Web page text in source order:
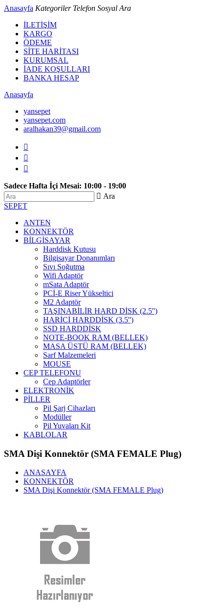
Anasayfa Kategoriler Telefon Sosyal Ara
İLETİŞİM
KARGO
ÖDEME
SİTE HARİTASI
KURUMSAL
İADE KOŞULLARI
BANKA HESAP
Anasayfa
yansepet
yansepet.com
aralhakan39@gmail.com



Sadece Hafta İçi Mesai: 10:00 - 19:00
 Ara
SEPET
ANTEN
KONNEKTÖR
BİLGİSAYAR
Harddisk Kutusu
Bilgisayar Donanımları
Sıvı Soğutma
Wifi Adaptör
mSata Adaptör
PCİ-E Riser Yükseltici
M2 Adaptör
TAŞINABİLİR HARD DİSK (2.5'')
HARİCİ HARDDİSK (3.5'')
SSD HARDDİSK
NOTE-BOOK RAM (BELLEK)
MASA ÜSTÜ RAM (BELLEK)
Sarf Malzemeleri
MOUSE
CEP TELEFONU
Cep Adaptörler
ELEKTRONİK
PİLLER
Pil Şarj Cihazları
Modüller
Pil Yuvaları Kit
KABLOLAR
SMA Dişi Konnektör (SMA FEMALE Plug)
ANASAYFA
KONNEKTÖR
SMA Dişi Konnektör (SMA FEMALE Plug)